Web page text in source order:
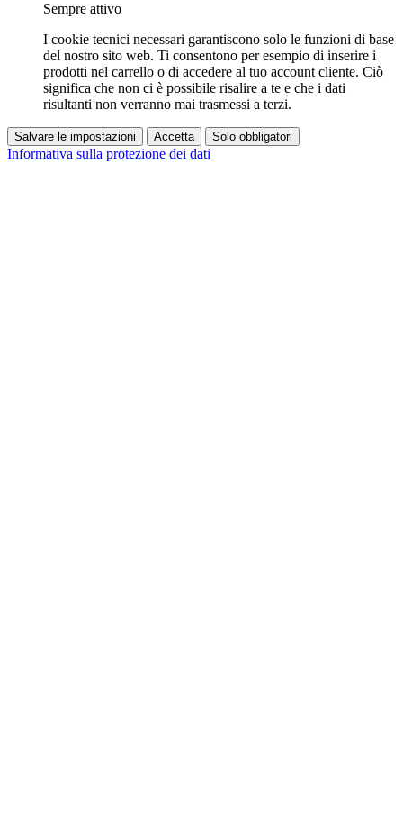
Sempre attivo
I cookie tecnici necessari garantiscono solo le funzioni di base
del nostro sito web. Ti consentono per esempio di inserire i
prodotti nel carrello o di accedere al tuo account cliente. Ciò
significa che non ci è possibile risalire a te e che i dati
risultanti non verranno mai trasmessi a terzi.
Salvare le impostazioni Accetta Solo obbligatori
Informativa sulla protezione dei dati